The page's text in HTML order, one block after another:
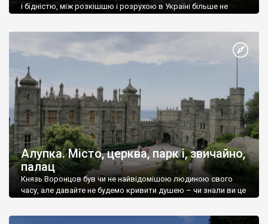
і бідністю, між розкішшю і розрухою в Україні більше не
Алупка. Місто, церква, парк і, звичайно,
палац
Князь Воронцов був чи не найвідомішою людиною свого
часу, але давайте не будемо кривити душею – чи знали ви це